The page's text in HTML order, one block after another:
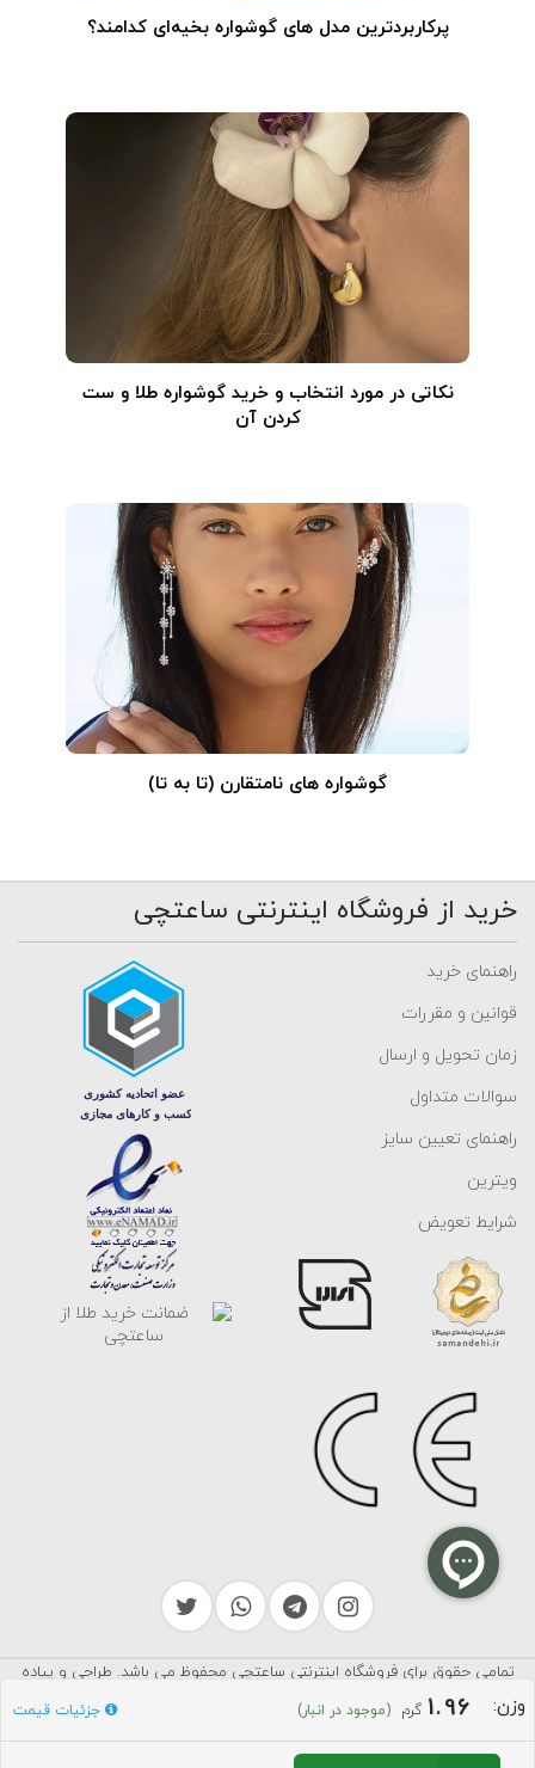
وزن: 1.96 گرم (موجود در انبار) جزئیات قیمت
پرکاربردترین مدل های گوشواره بخیه‌ای کدامند؟
نکاتی در مورد انتخاب و خرید گوشواره طلا و ست
کردن آن
گوشواره های نامتقارن (تا به تا)
خرید از فروشگاه اینترنتی ساعتچی
راهنمای خرید
قوانین و مقررات
زمان تحویل و ارسال
سوالات متداول
راهنمای تعیین سایز
ویترین
شرایط تعویض
تمامی حقوق برای فروشگاه اینترنتی ساعتچی محفوظ می باشد. طراحی و پیاده
سازی توسط